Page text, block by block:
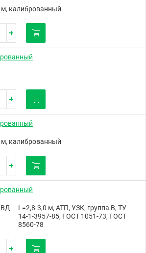
м, калиброванный
м, калиброванный
L=2,8-3,0 м, АТП, УЗК, группа В, ТУ
14-1-3957-85, ГОСТ 1051-73, ГОСТ
8560-78